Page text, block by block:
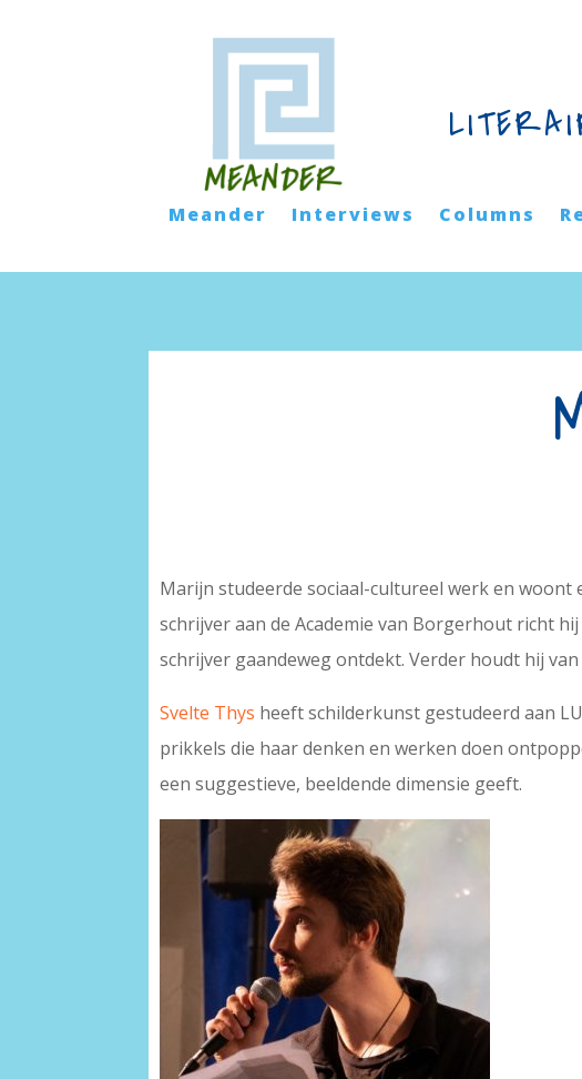
Meander Interviews Columns
Marijn studeerde sociaal-cultureel werk en
schrijver aan de Academie van Borgerhout richt
schrijver gaandeweg ontdekt. Verder houdt hij
Svelte Thys heeft schilderkunst gestudeerd aan
prikkels die haar denken en werken doen
een suggestieve, beeldende dimensie geeft.